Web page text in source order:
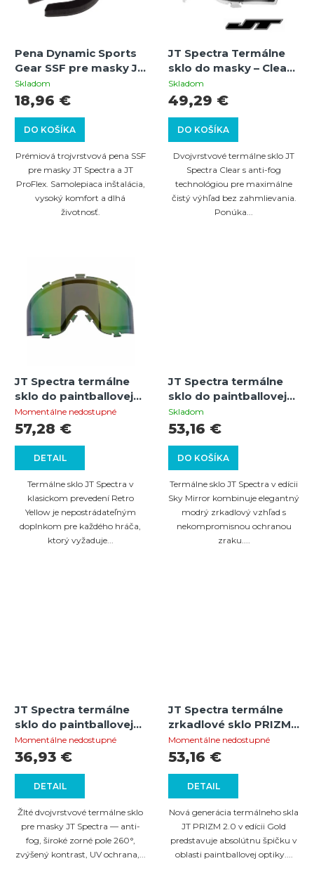
o
d
u
k
o
o
d
k
o
Pena Dynamic Sports
Gear SSF pre masky JT
Spectra / JT ProFlex –
trojvrstvová
samolepiaca pena
vyrobená v Nemecku
Skladom
DO KOŠÍKA
18,96 €
Prémiová trojvrstvová pena SSF
pre masky JT Spectra a JT
ProFlex. Samolepiaca inštalácia,
vysoký komfort a dlhá
životnosť.
JT Spectra Termálne
sklo do masky – Clear |
260° zorné pole, Anti-
fog, UV ochrana
Skladom
DO KOŠÍKA
49,29 €
Dvojvrstvové termálne sklo JT
Spectra Clear s anti-fog
technológiou pre maximálne
čistý výhľad bez zahmlievania.
Ponúka...
JT Spectra termálne
sklo do paintballovej
masky – Retro Yellow
Momentálne nedostupné
DETAIL
57,28 €
Termálne sklo JT Spectra v
klasickom prevedení Retro
Yellow je nepostrádateľným
doplnkom pre každého hráča,
ktorý vyžaduje...
JT Spectra termálne
sklo do paintballovej
masky – Sky Mirror
Skladom
DO KOŠÍKA
53,16 €
Termálne sklo JT Spectra v edícii
Sky Mirror kombinuje elegantný
modrý zrkadlový vzhľad s
nekompromisnou ochranou
zraku....
JT Spectra termálne
sklo do paintballovej
masky – Yellow
Momentálne nedostupné
DETAIL
36,93 €
Žlté dvojvrstvové termálne sklo
pre masky JT Spectra — anti-
fog, široké zorné pole 260°,
zvýšený kontrast, UV ochrana,...
JT Spectra termálne
zrkadlové sklo PRIZM
2.0 – zlaté
Momentálne nedostupné
DETAIL
53,16 €
Nová generácia termálneho skla
JT PRIZM 2.0 v edícii Gold
predstavuje absolútnu špičku v
oblasti paintballovej optiky....